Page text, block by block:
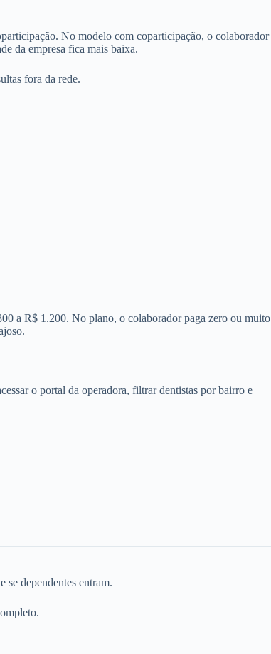
No modelo com coparticipação, o colaborador
da empresa fica mais baixa.
fora da rede.
a R$ 1.200. No plano, o colaborador paga zero ou muito
o portal da operadora, filtrar dentistas por bairro e
se dependentes entram.